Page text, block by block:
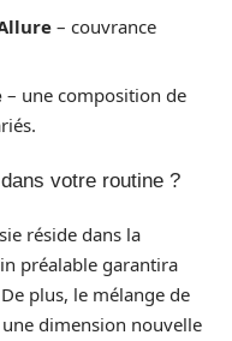
– couvrance
– une composition de
votre routine ?
réside dans la
préalable garantira
plus, le mélange de
dimension nouvelle